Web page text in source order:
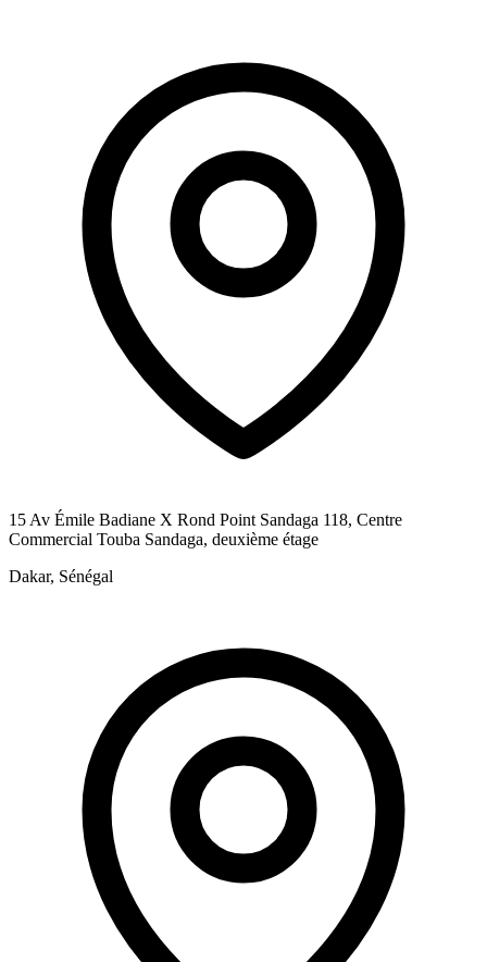
15 Av Émile Badiane X Rond Point Sandaga 118, Centre
Commercial Touba Sandaga, deuxième étage
Dakar, Sénégal